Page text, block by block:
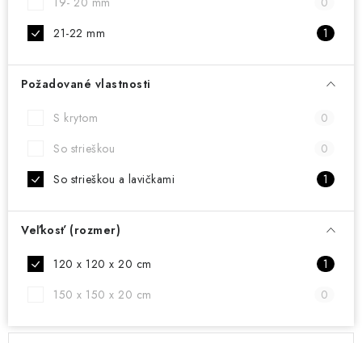
21-22 mm
1
Požadované vlastnosti
S krytom
0
So strieškou
0
So strieškou a lavičkami
1
Veľkosť (rozmer)
120 x 120 x 20 cm
1
150 x 150 x 20 cm
0